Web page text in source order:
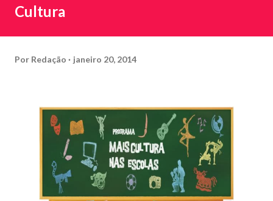
Cultura
Por Redação janeiro 20, 2014